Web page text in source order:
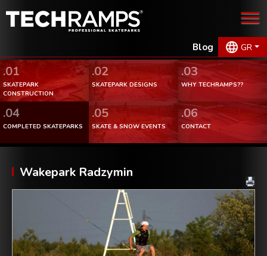
Blog GR
.01
SKATEPARK
CONSTRUCTION
.02
SKATEPARK DESIGNS
.03
WHY TECHRAMPS??
.04
COMPLETED SKATEPARKS
.05
SKATE & SNOW EVENTS
.06
CONTACT
Wakepark Radzymin